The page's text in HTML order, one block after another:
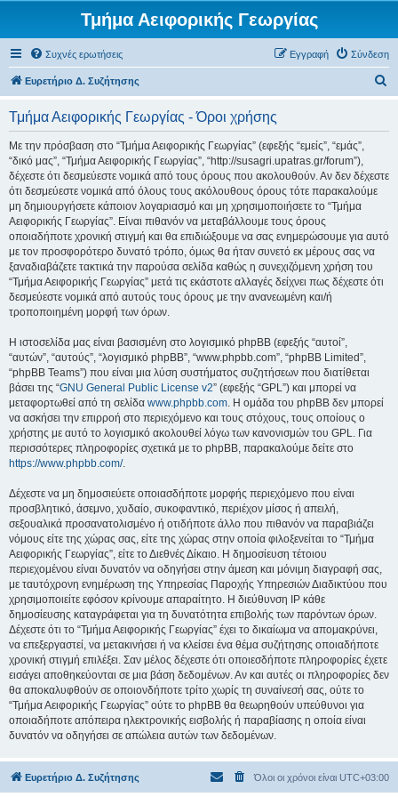
Τμήμα Αειφορικής Γεωργίας
Συχνές ερωτήσεις Σύνδεση
Εγγραφή
Ευρετήριο Δ. Συζήτησης
Τμήμα Αειφορικής Γεωργίας - Όροι χρήσης
Με την πρόσβαση στο “Τμήμα Αειφορικής Γεωργίας” (εφεξής “εμείς”, “εμάς”,
“δικό μας”, “Τμήμα Αειφορικής Γεωργίας”, “http://susagri.upatras.gr/forum”),
δέχεστε ότι δεσμεύεστε νομικά από τους όρους που ακολουθούν. Αν δεν δέχεστε
ότι δεσμεύεστε νομικά από όλους τους ακόλουθους όρους τότε παρακαλούμε
μη δημιουργήσετε κάποιον λογαριασμό και μη χρησιμοποιήσετε το “Τμήμα
Αειφορικής Γεωργίας”. Είναι πιθανόν να μεταβάλλουμε τους όρους
οποιαδήποτε χρονική στιγμή και θα επιδιώξουμε να σας ενημερώσουμε για αυτό
με τον προσφορότερο δυνατό τρόπο, όμως θα ήταν συνετό εκ μέρους σας να
ξαναδιαβάζετε τακτικά την παρούσα σελίδα καθώς η συνεχιζόμενη χρήση του
“Τμήμα Αειφορικής Γεωργίας” μετά τις εκάστοτε αλλαγές δείχνει πως δέχεστε ότι
δεσμεύεστε νομικά από αυτούς τους όρους με την ανανεωμένη και/ή
τροποποιημένη μορφή των όρων.
Η ιστοσελίδα μας είναι βασισμένη στο λογισμικό phpBB (εφεξής “αυτοί”,
“αυτών”, “αυτούς”, “λογισμικό phpBB”, “www.phpbb.com”, “phpBB Limited”,
“phpBB Teams”) που είναι μια λύση συστήματος συζητήσεων που διατίθεται
βάσει της “GNU General Public License v2” (εφεξής “GPL”) και μπορεί να
μεταφορτωθεί από τη σελίδα www.phpbb.com. Η ομάδα του phpBB δεν μπορεί
να ασκήσει την επιρροή στο περιεχόμενο και τους στόχους, τους οποίους ο
χρήστης με αυτό το λογισμικό ακολουθεί λόγω των κανονισμών του GPL. Για
περισσότερες πληροφορίες σχετικά με το phpBB, παρακαλούμε δείτε στο
https://www.phpbb.com/.
Δέχεστε να μη δημοσιεύετε οποιασδήποτε μορφής περιεχόμενο που είναι
προσβλητικό, άσεμνο, χυδαίο, συκοφαντικό, περιέχον μίσος ή απειλή,
σεξουαλικά προσανατολισμένο ή οτιδήποτε άλλο που πιθανόν να παραβιάζει
νόμους είτε της χώρας σας, είτε της χώρας στην οποία φιλοξενείται το “Τμήμα
Αειφορικής Γεωργίας”, είτε το Διεθνές Δίκαιο. Η δημοσίευση τέτοιου
περιεχομένου είναι δυνατόν να οδηγήσει στην άμεση και μόνιμη διαγραφή σας,
με ταυτόχρονη ενημέρωση της Υπηρεσίας Παροχής Υπηρεσιών Διαδικτύου που
χρησιμοποιείτε εφόσον κρίνουμε απαραίτητο. Η διεύθυνση IP κάθε
δημοσίευσης καταγράφεται για τη δυνατότητα επιβολής των παρόντων όρων.
Δέχεστε ότι το “Τμήμα Αειφορικής Γεωργίας” έχει το δικαίωμα να απομακρύνει,
να επεξεργαστεί, να μετακινήσει ή να κλείσει ένα θέμα συζήτησης οποιαδήποτε
χρονική στιγμή επιλέξει. Σαν μέλος δέχεστε ότι οποιεσδήποτε πληροφορίες έχετε
εισάγει αποθηκεύονται σε μια βάση δεδομένων. Αν και αυτές οι πληροφορίες δεν
θα αποκαλυφθούν σε οποιονδήποτε τρίτο χωρίς τη συναίνεσή σας, ούτε το
“Τμήμα Αειφορικής Γεωργίας” ούτε το phpBB θα θεωρηθούν υπεύθυνοι για
οποιαδήποτε απόπειρα ηλεκτρονικής εισβολής ή παραβίασης η οποία είναι
δυνατόν να οδηγήσει σε απώλεια αυτών των δεδομένων.
Ευρετήριο Δ. Συζήτησης Όλοι οι χρόνοι είναι UTC+03:00